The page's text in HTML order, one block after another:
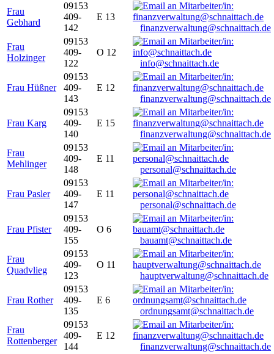
Frau
Gebhard
09153
409-
142
E 13
finanzverwaltung@schnaittach.de
Frau
Holzinger
09153
409-
122
O 12
info@schnaittach.de
Frau Hüßner
09153
409-
143
E 12
finanzverwaltung@schnaittach.de
Frau Karg
09153
409-
140
E 15
finanzverwaltung@schnaittach.de
Frau
Mehlinger
09153
409-
148
E 11
personal@schnaittach.de
Frau Pasler
09153
409-
147
E 11
personal@schnaittach.de
Frau Pfister
09153
409-
155
O 6
bauamt@schnaittach.de
Frau
Quadvlieg
09153
409-
123
O 11
hauptverwaltung@schnaittach.de
Frau Rother
09153
409-
135
E 6
ordnungsamt@schnaittach.de
Frau
Rottenberger
09153
409-
144
E 12
finanzverwaltung@schnaittach.de